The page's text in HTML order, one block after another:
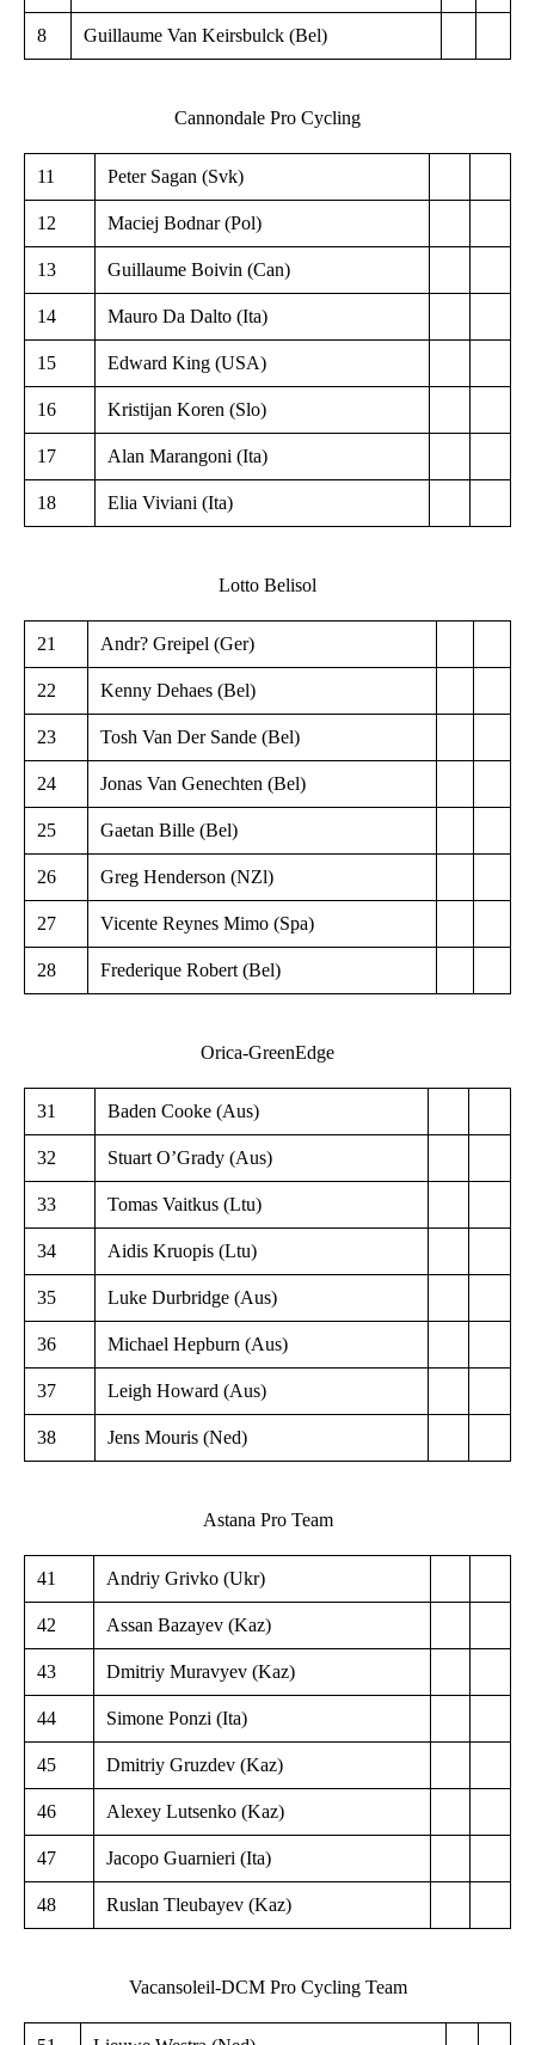
8 Guillaume Van Keirsbulck (Bel)
Cannondale Pro Cycling
11 Peter Sagan (Svk)
12 Maciej Bodnar (Pol)
13 Guillaume Boivin (Can)
14 Mauro Da Dalto (Ita)
15 Edward King (USA)
16 Kristijan Koren (Slo)
17 Alan Marangoni (Ita)
18 Elia Viviani (Ita)
Lotto Belisol
21 Andr? Greipel (Ger)
22 Kenny Dehaes (Bel)
23 Tosh Van Der Sande (Bel)
24 Jonas Van Genechten (Bel)
25 Gaetan Bille (Bel)
26 Greg Henderson (NZl)
27 Vicente Reynes Mimo (Spa)
28 Frederique Robert (Bel)
Orica-GreenEdge
31 Baden Cooke (Aus)
32 Stuart O’Grady (Aus)
33 Tomas Vaitkus (Ltu)
34 Aidis Kruopis (Ltu)
35 Luke Durbridge (Aus)
36 Michael Hepburn (Aus)
37 Leigh Howard (Aus)
38 Jens Mouris (Ned)
Astana Pro Team
41 Andriy Grivko (Ukr)
42 Assan Bazayev (Kaz)
43 Dmitriy Muravyev (Kaz)
44 Simone Ponzi (Ita)
45 Dmitriy Gruzdev (Kaz)
46 Alexey Lutsenko (Kaz)
47 Jacopo Guarnieri (Ita)
48 Ruslan Tleubayev (Kaz)
Vacansoleil-DCM Pro Cycling Team